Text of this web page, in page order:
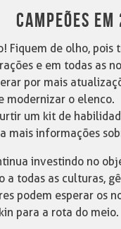
CAMPEÕES
Fiquem de olho,
e em todas as
por mais
modernizar o elenco.
um kit de
mais informações
investindo no
todas as culturas,
podem esperar os
para a rota do meio.